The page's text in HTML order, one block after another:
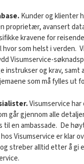
Kunder og klienter
proprietær, avansert
kravene for
hvor som helst i verden.
Visumservice-
instrukser og krav, samt
som må fylles ut
Visumservice
går gjennom alle
til en ambassade. De
Visumservice er klar
streber alltid etter å gi